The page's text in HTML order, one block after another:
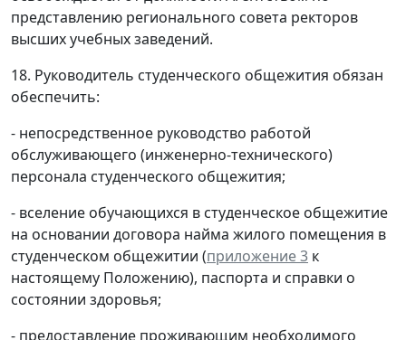
представлению регионального совета ректоров
высших учебных заведений.
18. Руководитель студенческого общежития обязан
обеспечить:
- непосредственное руководство работой
обслуживающего (инженерно-технического)
персонала студенческого общежития;
- вселение обучающихся в студенческое общежитие
на основании договора найма жилого помещения в
студенческом общежитии (приложение 3 к
настоящему Положению), паспорта и справки о
состоянии здоровья;
- предоставление проживающим необходимого